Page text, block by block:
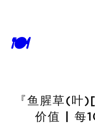
🍽
『鱼腥草(叶
价值 | 每